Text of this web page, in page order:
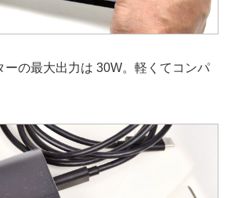
ーの最大出力は 30W。軽くてコンパ